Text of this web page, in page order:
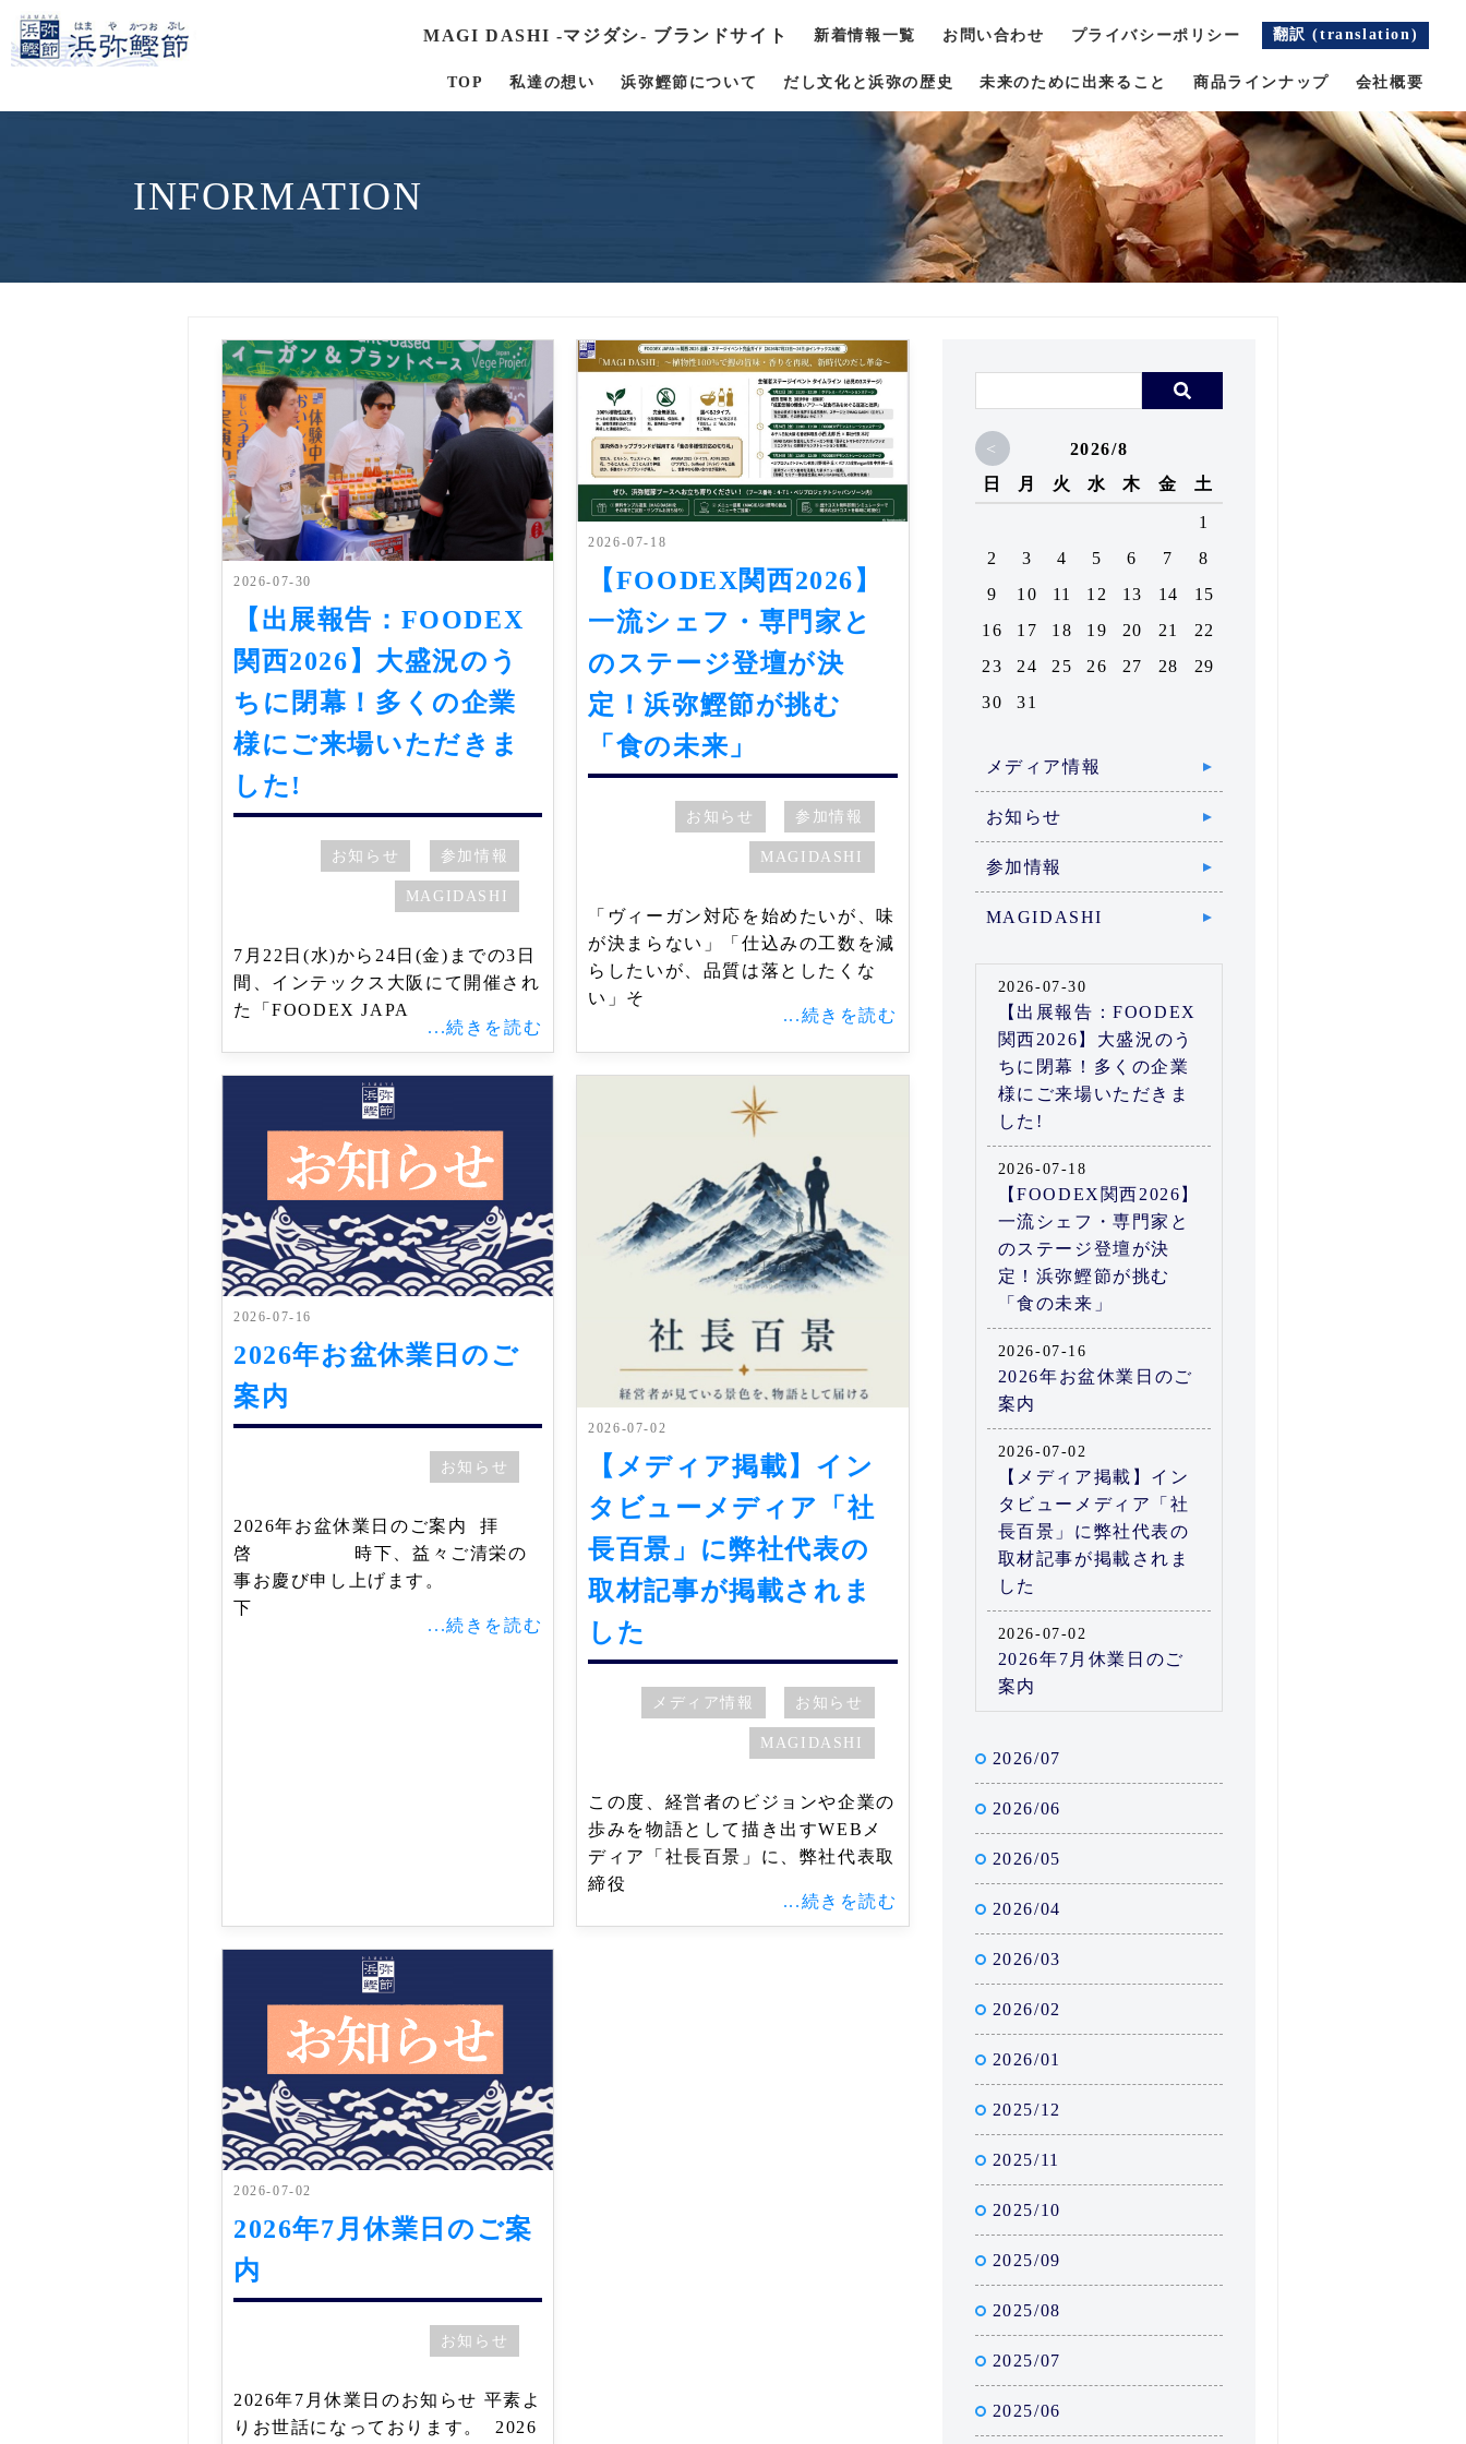
TOP 私達の想い 浜弥鰹節について だし文化と浜弥の歴史 未来のために出来ること 商品ラインナップ 会社概要
MAGI DASHI -マジダシ- ブランドサイト 新着情報一覧 お問い合わせ プライバシーポリシー 翻訳 (translation)
INFORMATION
2026-07-30
【出展報告：FOODEX
関西2026】大盛況のう
ちに閉幕！多くの企業
様にご来場いただきま
した!
お知らせ 参加情報
MAGIDASHI
7月22日(水)から24日(金)までの3日
間、インテックス大阪にて開催され
た「FOODEX JAPA
...続きを読む
2026-07-18
【FOODEX関西2026】
一流シェフ・専門家と
のステージ登壇が決
定！浜弥鰹節が挑む
「食の未来」
お知らせ 参加情報
MAGIDASHI
「ヴィーガン対応を始めたいが、味
が決まらない」「仕込みの工数を減
らしたいが、品質は落としたくな
い」そ
...続きを読む
2026-07-16
2026年お盆休業日のご
案内
お知らせ
2026年お盆休業日のご案内 拝
啓 時下、益々ご清栄の
事お慶び申し上げます。
下
...続きを読む
2026-07-02
【メディア掲載】イン
タビューメディア「社
長百景」に弊社代表の
取材記事が掲載されま
した
メディア情報 お知らせ
MAGIDASHI
この度、経営者のビジョンや企業の
歩みを物語として描き出すWEBメ
ディア「社長百景」に、弊社代表取
締役
...続きを読む
2026-07-02
2026年7月休業日のご案
内
お知らせ
2026年7月休業日のお知らせ 平素よ
りお世話になっております。 2026
<
2026/8
日
月 火 水 木 金 土
1
2
3 4 5 6 7
8
9
10 11 12 13 14
15
16
17 18 19 20 21
22
23
24 25 26 27 28
29
30
31
メディア情報
お知らせ
参加情報
MAGIDASHI
2026-07-30
【出展報告：FOODEX
関西2026】大盛況のう
ちに閉幕！多くの企業
様にご来場いただきま
した!
2026-07-18
【FOODEX関西2026】
一流シェフ・専門家と
のステージ登壇が決
定！浜弥鰹節が挑む
「食の未来」
2026-07-16
2026年お盆休業日のご
案内
2026-07-02
【メディア掲載】イン
タビューメディア「社
長百景」に弊社代表の
取材記事が掲載されま
した
2026-07-02
2026年7月休業日のご
案内
2026/07
2026/06
2026/05
2026/04
2026/03
2026/02
2026/01
2025/12
2025/11
2025/10
2025/09
2025/08
2025/07
2025/06